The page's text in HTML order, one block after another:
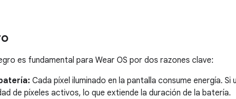
es fundamental para Wear OS por dos razones clave:
Cada píxel iluminado en la pantalla consume energía. Si
de píxeles activos, lo que extiende la duración de la batería.